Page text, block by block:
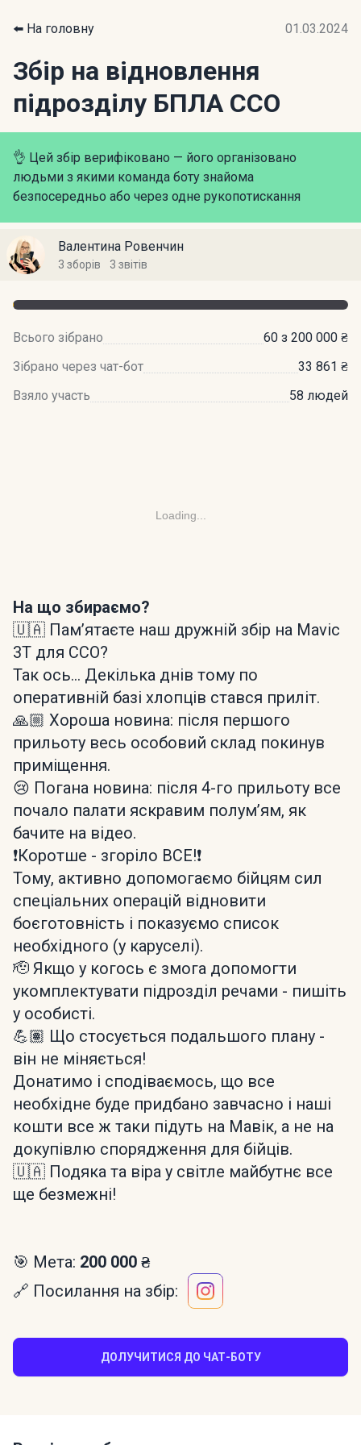
⬅️ На головну 01.03.2024
Збір на відновлення
підрозділу БПЛА ССО
👌 Цей збір верифіковано — його організовано
людьми з якими команда боту знайома
безпосередньо або через одне рукопотискання
Валентина Ровенчин
3 зборів 3 звітів
Всього зібрано
60 з 200 000 ₴
Зібрано через чат-бот
33 861 ₴
Взяло участь
58 людей
Loading...
На що збираємо?
🇺🇦 Памʼятаєте наш дружній збір на Mavic
3T для ССО?
Так ось… Декілька днів тому по
оперативній базі хлопців стався приліт.
🙏🏼 Хороша новина: після першого
прильоту весь особовий склад покинув
приміщення.
😢 Погана новина: після 4-го прильоту все
почало палати яскравим полумʼям, як
бачите на відео.
❗️Коротше - згоріло ВСЕ!❗️
Тому, активно допомогаємо бійцям сил
спеціальних операцій відновити
боєготовність і показуємо список
необхідного (у каруселі).
🫡 Якщо у когось є змога допомогти
укомплектувати підрозділ речами - пишіть
у особисті.
💪🏽 Що стосується подальшого плану -
він не міняється!
Донатимо і сподіваємось, що все
необхідне буде придбано завчасно і наші
кошти все ж таки підуть на Мавік, а не на
докупівлю спорядження для бійців.
🇺🇦 Подяка та віра у світле майбутнє все
ще безмежні!
🎯 Мета: 200 000 ₴
🔗 Посилання на збір:
ДОЛУЧИТИСЯ ДО ЧАТ-БОТУ